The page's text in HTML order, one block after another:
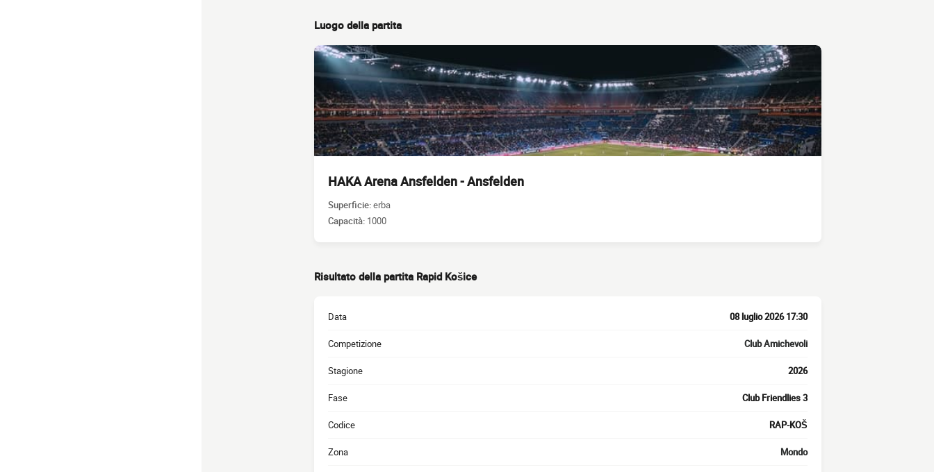
Luogo della partita
HAKA Arena Ansfelden - Ansfelden
Superficie:erba
Capacità: 1000
Risultato della partita Rapid Košice
Data 08 luglio 2026 17:30
Competizione Club Amichevoli
Stagione 2026
Fase Club Friendlies 3
Codice RAP-KOŠ
Zona Mondo